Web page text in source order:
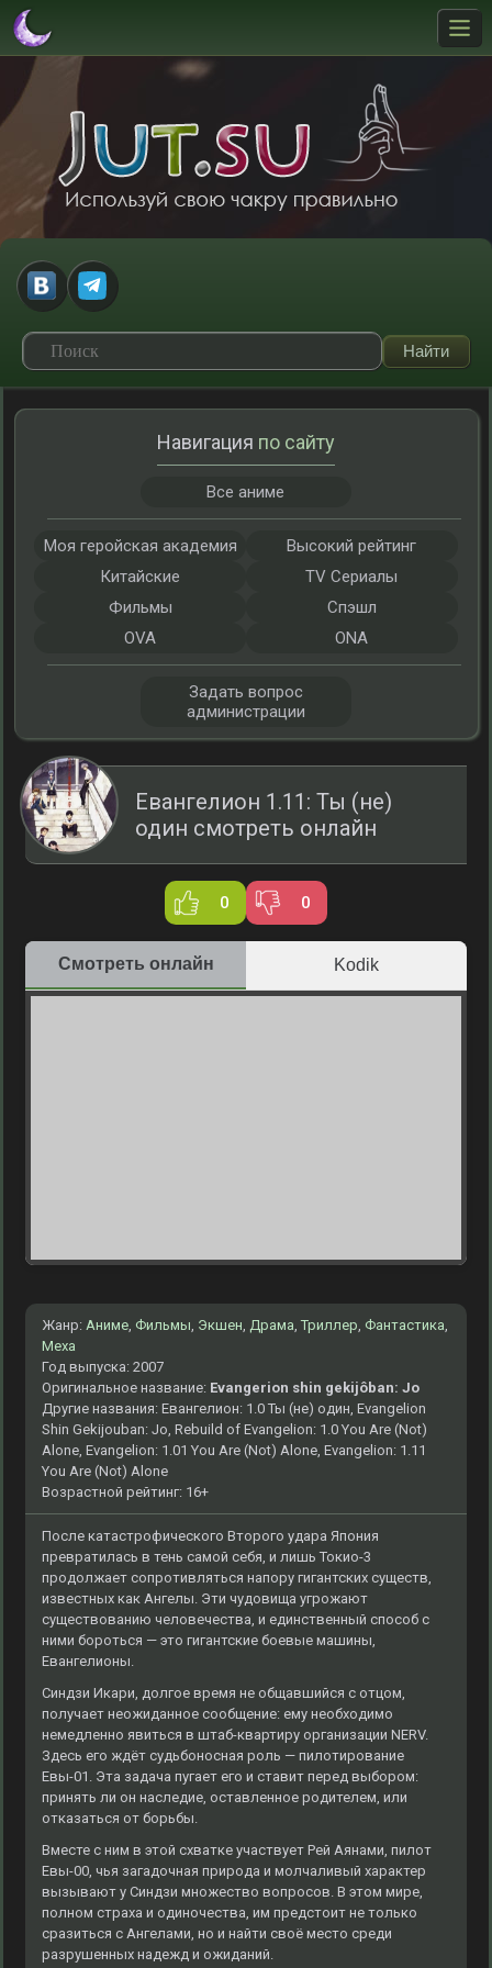
Евангелион 1.11: Ты (не)
один смотреть онлайн
0 0
Смотреть онлайн Kodik
Жанр: Аниме, Фильмы, Экшен, Драма, Триллер, Фантастика,
Меха
Год выпуска: 2007
Оригинальное название: Evangerion shin gekijôban: Jo
Другие названия: Евангелион: 1.0 Ты (не) один, Evangelion
Shin Gekijouban: Jo, Rebuild of Evangelion: 1.0 You Are (Not)
Alone, Evangelion: 1.01 You Are (Not) Alone, Evangelion: 1.11
You Are (Not) Alone
Возрастной рейтинг: 16+
После катастрофического Второго удара Япония
превратилась в тень самой себя, и лишь Токио-3
продолжает сопротивляться напору гигантских существ,
известных как Ангелы. Эти чудовища угрожают
существованию человечества, и единственный способ с
ними бороться — это гигантские боевые машины,
Евангелионы.
Синдзи Икари, долгое время не общавшийся с отцом,
получает неожиданное сообщение: ему необходимо
немедленно явиться в штаб-квартиру организации NERV.
Здесь его ждёт судьбоносная роль — пилотирование
Евы-01. Эта задача пугает его и ставит перед выбором:
принять ли он наследие, оставленное родителем, или
отказаться от борьбы.
Вместе с ним в этой схватке участвует Рей Аянами, пилот
Евы-00, чья загадочная природа и молчаливый характер
вызывают у Синдзи множество вопросов. В этом мире,
полном страха и одиночества, им предстоит не только
сразиться с Ангелами, но и найти своё место среди
разрушенных надежд и ожиданий.
Навигация по сайту
Все аниме
Моя геройская академия
Высокий рейтинг
Китайские
TV Сериалы
Фильмы
Спэшл
OVA
ONA
Задать вопрос
администрации